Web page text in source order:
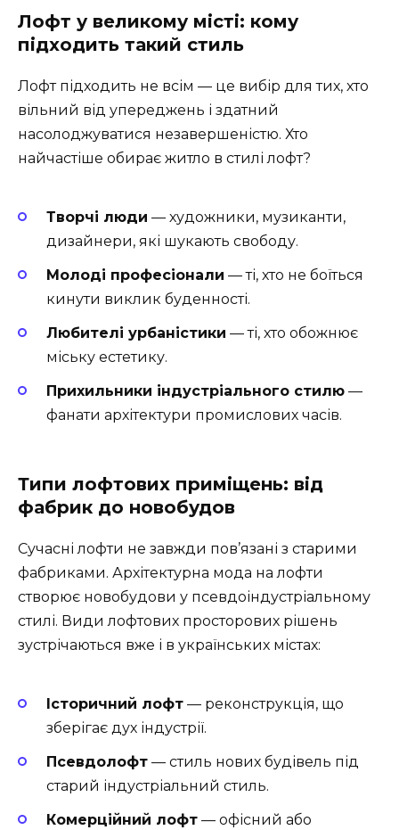
Лофт у великому місті: кому
підходить такий стиль
Лофт підходить не всім — це вибір для тих, хто
вільний від упереджень і здатний
насолоджуватися незавершеністю. Хто
найчастіше обирає житло в стилі лофт?
Творчі люди — художники, музиканти,
дизайнери, які шукають свободу.
Молоді професіонали — ті, хто не боїться
кинути виклик буденності.
Любителі урбаністики — ті, хто обожнює
міську естетику.
Прихильники індустріального стилю —
фанати архітектури промислових часів.
Типи лофтових приміщень: від
фабрик до новобудов
Сучасні лофти не завжди пов’язані з старими
фабриками. Архітектурна мода на лофти
створює новобудови у псевдоіндустріальному
стилі. Види лофтових просторових рішень
зустрічаються вже і в українських містах:
Історичний лофт — реконструкція, що
зберігає дух індустрії.
Псевдолофт — стиль нових будівель під
старий індустріальний стиль.
Комерційний лофт — офісний або